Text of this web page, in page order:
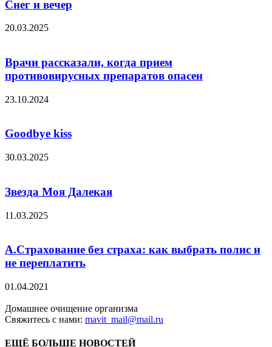
Снег и вечер
20.03.2025
Врачи рассказали, когда прием
противовирусных препаратов опасен
23.10.2024
Goodbye kiss
30.03.2025
Звезда Моя Далекая
11.03.2025
А.Страхование без страха: как выбрать полис и
не переплатить
01.04.2021
Домашнее очищение организма
Свяжитесь с нами: mavit_mail@mail.ru
ЕЩЁ БОЛЬШЕ НОВОСТЕЙ